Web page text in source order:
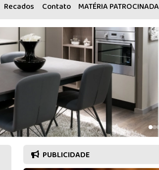
Recados Contato MATÉRIA PATROCINADA
PUBLICIDADE